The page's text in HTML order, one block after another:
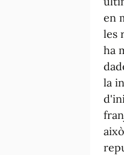
en
les
ha
la